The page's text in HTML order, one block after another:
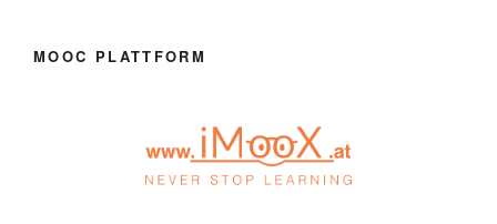
MOOC PLATTFORM